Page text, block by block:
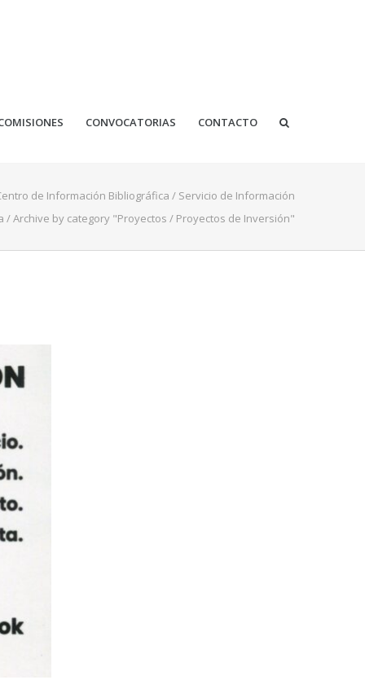
CONVOCATORIAS CONTACTO
de Información Bibliográfica / Servicio de Información
/Archive by category "Proyectos / Proyectos de Inversión"